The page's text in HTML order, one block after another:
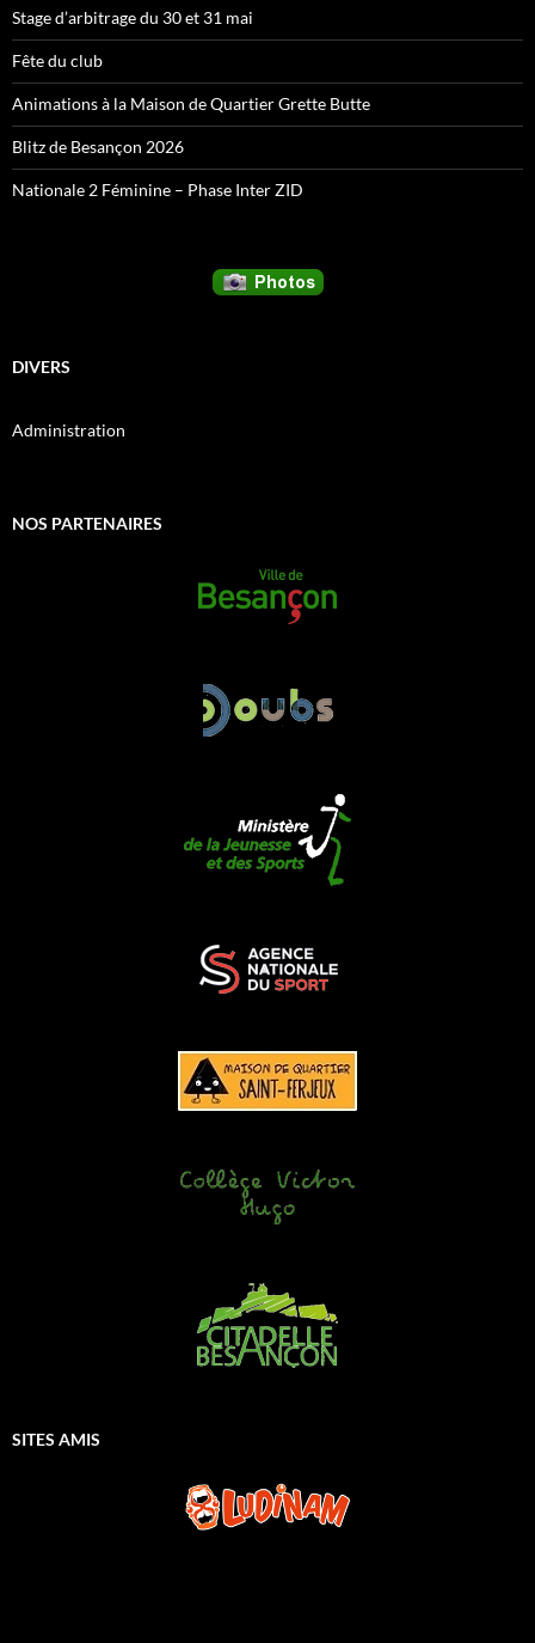
Stage d’arbitrage du 30 et 31 mai
Fête du club
Animations à la Maison de Quartier Grette Butte
Blitz de Besançon 2026
Nationale 2 Féminine – Phase Inter ZID
DIVERS
Administration
NOS PARTENAIRES
SITES AMIS